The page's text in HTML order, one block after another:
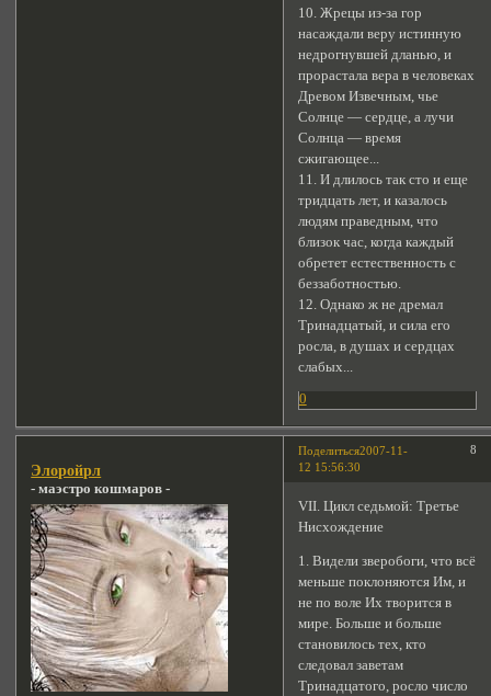
10. Жрецы из-за гор
насаждали веру истинную
недрогнувшей дланью, и
прорастала вера в человеках
Древом Извечным, чье
Солнце — сердце, а лучи
Солнца — время
сжигающее...
11. И длилось так сто и еще
тридцать лет, и казалось
людям праведным, что
близок час, когда каждый
обретет естественность с
беззаботностью.
12. Однако ж не дремал
Тринадцатый, и сила его
росла, в душах и сердцах
слабых...
0
Поделиться 8
2007-11-
12 15:56:30
Элоройрл
- маэстро кошмаров -
VII. Цикл седьмой: Третье
Нисхождение
1. Видели зверобоги, что всё
меньше поклоняются Им, и
не по воле Их творится в
мире. Больше и больше
становилось тех, кто
следовал заветам
Тринадцатого, росло число